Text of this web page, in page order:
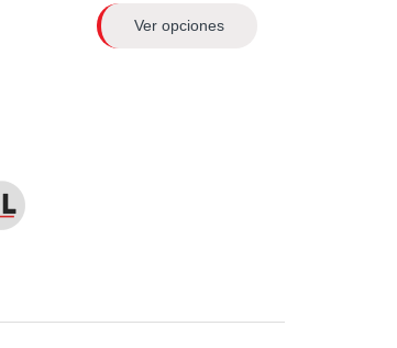
Ver opciones